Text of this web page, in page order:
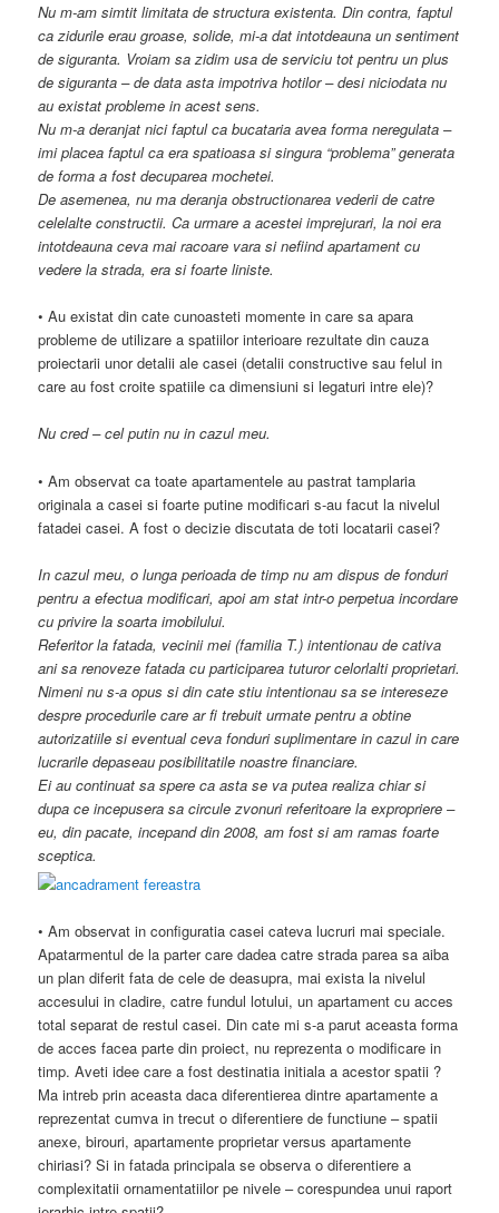
Nu m-am simtit limitata de structura existenta. Din contra, faptul
ca zidurile erau groase, solide, mi-a dat intotdeauna un sentiment
de siguranta. Vroiam sa zidim usa de serviciu tot pentru un plus
de siguranta – de data asta impotriva hotilor – desi niciodata nu
au existat probleme in acest sens.
Nu m-a deranjat nici faptul ca bucataria avea forma neregulata –
imi placea faptul ca era spatioasa si singura “problema” generata
de forma a fost decuparea mochetei.
De asemenea, nu ma deranja obstructionarea vederii de catre
celelalte constructii. Ca urmare a acestei imprejurari, la noi era
intotdeauna ceva mai racoare vara si nefiind apartament cu
vedere la strada, era si foarte liniste.
• Au existat din cate cunoasteti momente in care sa apara
probleme de utilizare a spatiilor interioare rezultate din cauza
proiectarii unor detalii ale casei (detalii constructive sau felul in
care au fost croite spatiile ca dimensiuni si legaturi intre ele)?
Nu cred – cel putin nu in cazul meu.
• Am observat ca toate apartamentele au pastrat tamplaria
originala a casei si foarte putine modificari s-au facut la nivelul
fatadei casei. A fost o decizie discutata de toti locatarii casei?
In cazul meu, o lunga perioada de timp nu am dispus de fonduri
pentru a efectua modificari, apoi am stat intr-o perpetua incordare
cu privire la soarta imobilului.
Referitor la fatada, vecinii mei (familia T.) intentionau de cativa
ani sa renoveze fatada cu participarea tuturor celorlalti proprietari.
Nimeni nu s-a opus si din cate stiu intentionau sa se intereseze
despre procedurile care ar fi trebuit urmate pentru a obtine
autorizatiile si eventual ceva fonduri suplimentare in cazul in care
lucrarile depaseau posibilitatile noastre financiare.
Ei au continuat sa spere ca asta se va putea realiza chiar si
dupa ce incepusera sa circule zvonuri referitoare la expropriere –
eu, din pacate, incepand din 2008, am fost si am ramas foarte
sceptica.
• Am observat in configuratia casei cateva lucruri mai speciale.
Apatarmentul de la parter care dadea catre strada parea sa aiba
un plan diferit fata de cele de deasupra, mai exista la nivelul
accesului in cladire, catre fundul lotului, un apartament cu acces
total separat de restul casei. Din cate mi s-a parut aceasta forma
de acces facea parte din proiect, nu reprezenta o modificare in
timp. Aveti idee care a fost destinatia initiala a acestor spatii ?
Ma intreb prin aceasta daca diferentierea dintre apartamente a
reprezentat cumva in trecut o diferentiere de functiune – spatii
anexe, birouri, apartamente proprietar versus apartamente
chiriasi? Si in fatada principala se observa o diferentiere a
complexitatii ornamentatiilor pe nivele – corespundea unui raport